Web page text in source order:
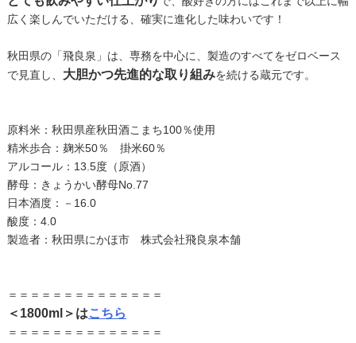
広く楽しんでいただける、確実に進化した味わいです！
秋田県の「飛良泉」は、専務を中心に、製造のすべてをゼロベース
で見直し、 大胆かつ先進的な取り組みを続ける蔵元です。
原料米：秋田県産秋田酒こまち100％使用
精米歩合：麹米50％ 掛米60％
アルコール：13.5度（原酒）
酵母：きょうかい酵母No.77
日本酒度：－16.0
酸度：4.0
製造者：秋田県にかほ市 株式会社飛良泉本舗
＝＝＝＝＝＝＝＝＝＝＝＝＝＝
＜1800ml＞はこちら
＝＝＝＝＝＝＝＝＝＝＝＝＝＝